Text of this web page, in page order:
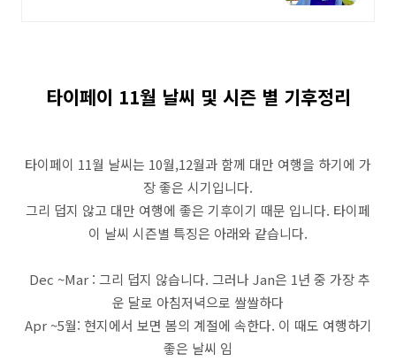
타이페이 11월 날씨 및 시즌 별 기후정리
타이페이 11월 날씨는 10월,12월과 함께 대만 여행을 하기에 가
장 좋은 시기입니다.
그리 덥지 않고 대만 여행에 좋은 기후이기 때문 입니다. 타이페
이 날씨 시즌별 특징은 아래와 같습니다.
Dec ~Mar : 그리 덥지 않습니다. 그러나 Jan은 1년 중 가장 추
운 달로 아침저녁으로 쌀쌀하다
Apr ~5월: 현지에서 보면 봄의 계절에 속한다. 이 때도 여행하기
좋은 날씨 임